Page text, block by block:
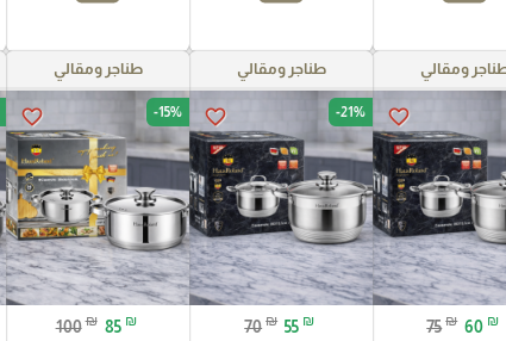
ومقالي
favorite_border
75 ₪ 60 ₪
طناجر ومقالي
favorite_border -21%
70 ₪ 55 ₪
طناجر ومقالي
favorite_border -15%
100 ₪ 85 ₪